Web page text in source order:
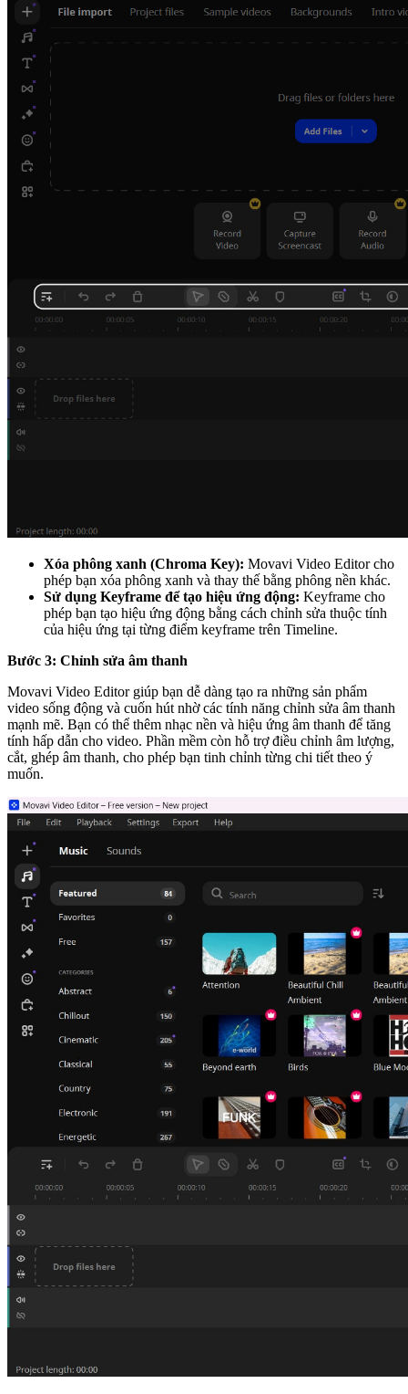
Xóa phông xanh (Chroma Key): Movavi Video Editor cho
phép bạn xóa phông xanh và thay thế bằng phông nền khác.
Sử dụng Keyframe để tạo hiệu ứng động: Keyframe cho
phép bạn tạo hiệu ứng động bằng cách chỉnh sửa thuộc tính
của hiệu ứng tại từng điểm keyframe trên Timeline.
Bước 3: Chỉnh sửa âm thanh
Movavi Video Editor giúp bạn dễ dàng tạo ra những sản phẩm
video sống động và cuốn hút nhờ các tính năng chỉnh sửa âm thanh
mạnh mẽ. Bạn có thể thêm nhạc nền và hiệu ứng âm thanh để tăng
tính hấp dẫn cho video. Phần mềm còn hỗ trợ điều chỉnh âm lượng,
cắt, ghép âm thanh, cho phép bạn tinh chỉnh từng chi tiết theo ý
muốn.